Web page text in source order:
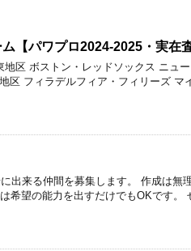
【パワプロ2024-2025・実在査
区 ボストン・レッドソックス ニュ
区 フィラデルフィア・フィリーズ マ
出来る仲間を募集します。 作成は無
希望の能力を出すだけでもOKです。